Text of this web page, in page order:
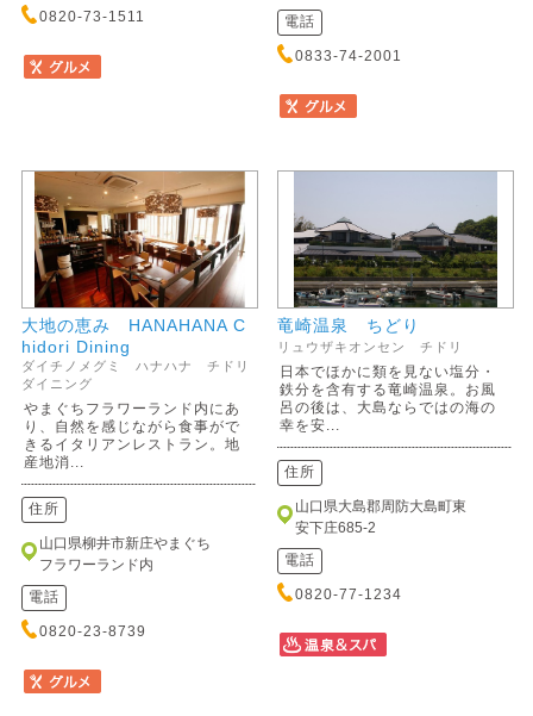
0820-73-1511
電話
0833-74-2001
大地の恵み HANAHANA C
hidori Dining
ダイチノメグミ ハナハナ チドリ
ダイニング
やまぐちフラワーランド内にあ
り、自然を感じながら食事がで
きるイタリアンレストラン。地
産地消...
住所
山口県柳井市新庄やまぐち
フラワーランド内
電話
0820-23-8739
竜崎温泉 ちどり
リュウザキオンセン チドリ
日本でほかに類を見ない塩分・
鉄分を含有する竜崎温泉。お風
呂の後は、大島ならではの海の
幸を安...
住所
山口県大島郡周防大島町東
安下庄685-2
電話
0820-77-1234